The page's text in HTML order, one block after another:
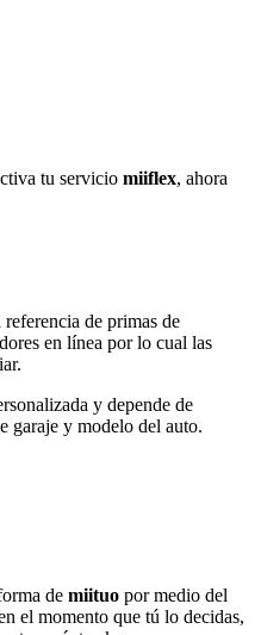
tu servicio miiflex, ahora
de primas de
en línea por lo cual las
y depende de
garaje y modelo del auto.
de miituo por medio del
el momento que tú lo decidas,